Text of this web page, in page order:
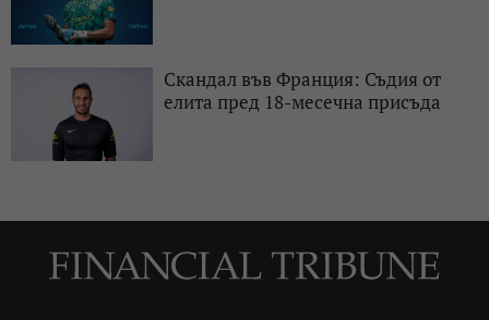
Скандал във Франция: Съдия от
елита пред 18-месечна присъда